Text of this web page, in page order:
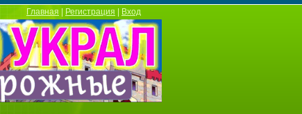
Главная Регистрация Вход